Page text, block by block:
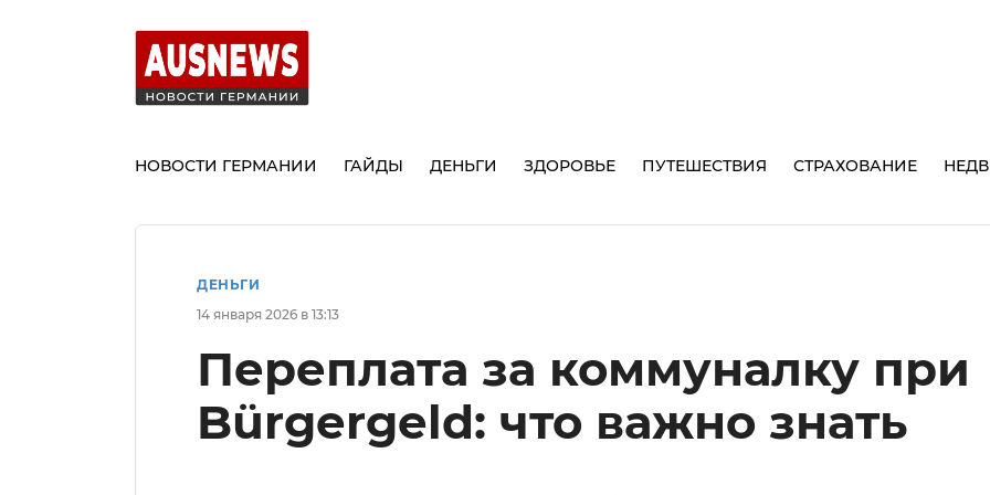
НОВОСТИ ГЕРМАНИИ ГАЙДЫ ДЕНЬГИ ЗДОРОВЬЕ ПУТЕШЕСТВИЯ СТРАХОВАНИЕ
ДЕНЬГИ
14 января 2026 в 13:13
Переплата за коммуналку при
Bürgergeld: что важно знать